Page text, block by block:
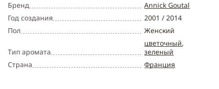
Бренд
Год создания
Пол
Тип аромата
Страна
Annick Goutal
2001 / 2014
Женский
цветочный,
зеленый
Франция